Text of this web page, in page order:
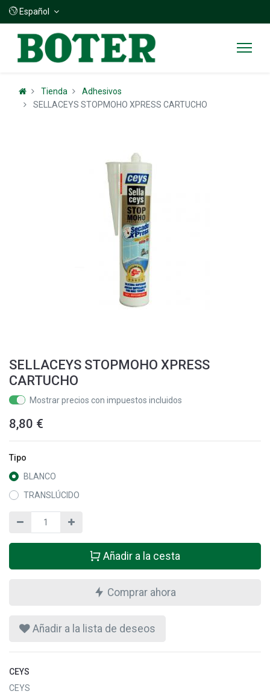
Español
Tienda
Adhesivos
SELLACEYS STOPMOHO XPRESS CARTUCHO
SELLACEYS STOPMOHO XPRESS
CARTUCHO
Mostrar precios con impuestos incluidos
8,80 €
Tipo
BLANCO
TRANSLÚCIDO
Añadir a la cesta
Comprar ahora
Añadir a la lista de deseos
CEYS
CEYS